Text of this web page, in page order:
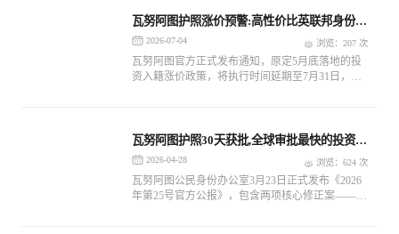
瓦努阿图护照涨价预警:高性价比英联邦身份审
批收紧
2026-07-04 浏览：207 次
瓦努阿图官方正式发布通知，原定5月底落地的投
资入籍涨价政策，将执行时间延期至7月31日，单
资入籍项目普遍收紧的审核趋势
瓦努阿图护照30天获批,全球审批最快的投资入
籍计划之一
2026-04-28 浏览：624 次
瓦努阿图公民身份办公室3月23日正式发布《2026
年第25号官方公报》，包含两项核心修正案——